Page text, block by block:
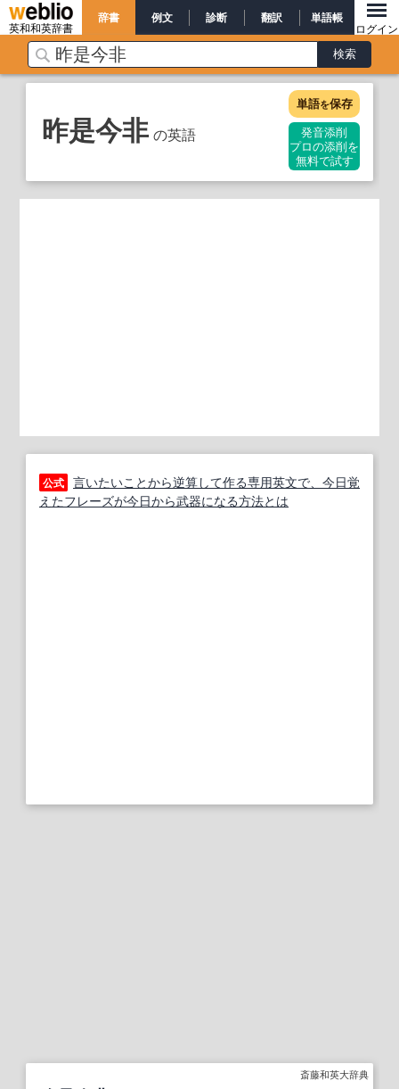
英和和英辞書
辞書 例文 診断 翻訳 単語帳
ログイン
昨是今非 の英語
単語を保存
発音添削
プロの添削を
無料で試す
公式 言いたいことから逆算して作る専用英文で、今日覚
えたフレーズが今日から武器になる方法とは
斎藤和英大辞典